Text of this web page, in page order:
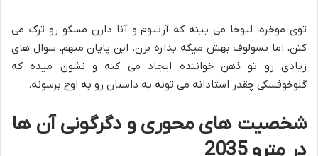
توی موخره، لیوخا می بینه که آرتیوم و آنا دارن مسکو رو ترک می
کنن، اما بسولوف بهش میگه بذاره برن. این پایان مبهم، سوال های
زیادی رو تو ذهن خواننده ایجاد می کنه و نشون میده که
گلوخوفسکی چقدر استادانه می تونه یه داستان رو به اوج برسونه.
شخصیت های محوری و دگرگونی آن ها
در مترو 2035